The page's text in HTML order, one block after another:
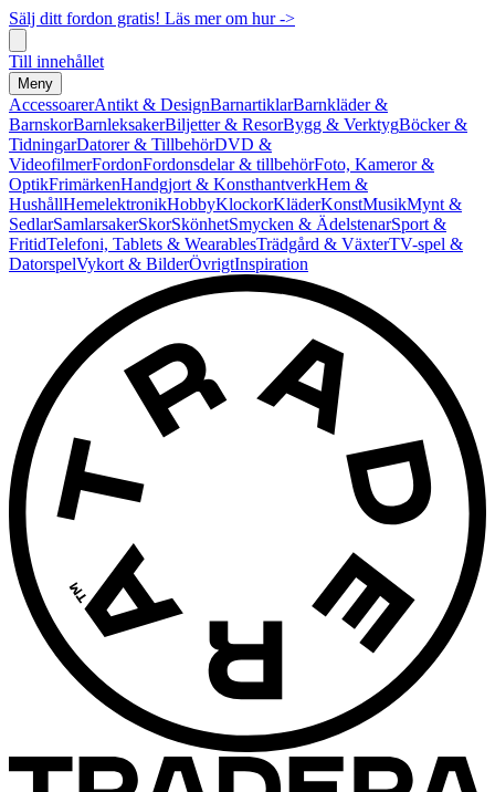
Sälj ditt fordon gratis! Läs mer om hur ->
Till innehållet
Meny
AccessoarerAntikt & DesignBarnartiklarBarnkläder &
BarnskorBarnleksakerBiljetter & ResorBygg & VerktygBöcker &
TidningarDatorer & TillbehörDVD &
VideofilmerFordonFordonsdelar & tillbehörFoto, Kameror &
OptikFrimärkenHandgjort & KonsthantverkHem &
HushållHemelektronikHobbyKlockorKläderKonstMusikMynt &
SedlarSamlarsakerSkorSkönhetSmycken & ÄdelstenarSport &
FritidTelefoni, Tablets & WearablesTrädgård & VäxterTV-spel &
DatorspelVykort & BilderÖvrigtInspiration